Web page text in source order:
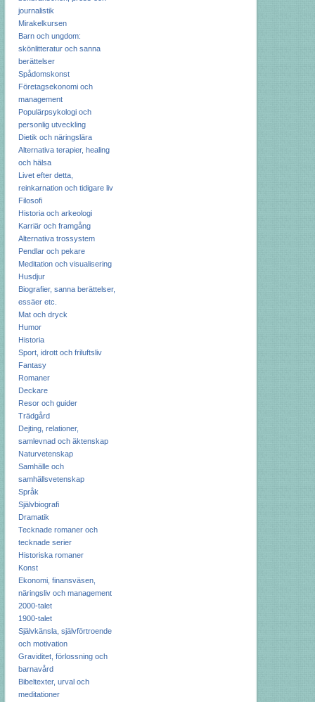
journalistik
Mirakelkursen
Barn och ungdom:
skönlitteratur och sanna
berättelser
Spådomskonst
Företagsekonomi och
management
Populärpsykologi och
personlig utveckling
Dietik och näringslära
Alternativa terapier, healing
och hälsa
Livet efter detta,
reinkarnation och tidigare liv
Filosofi
Historia och arkeologi
Karriär och framgång
Alternativa trossystem
Pendlar och pekare
Meditation och visualisering
Husdjur
Biografier, sanna berättelser,
essäer etc.
Mat och dryck
Humor
Historia
Sport, idrott och friluftsliv
Fantasy
Romaner
Deckare
Resor och guider
Trädgård
Dejting, relationer,
samlevnad och äktenskap
Naturvetenskap
Samhälle och
samhällsvetenskap
Språk
Självbiografi
Dramatik
Tecknade romaner och
tecknade serier
Historiska romaner
Konst
Ekonomi, finansväsen,
näringsliv och management
2000-talet
1900-talet
Självkänsla, självförtroende
och motivation
Graviditet, förlossning och
barnavård
Bibeltexter, urval och
meditationer